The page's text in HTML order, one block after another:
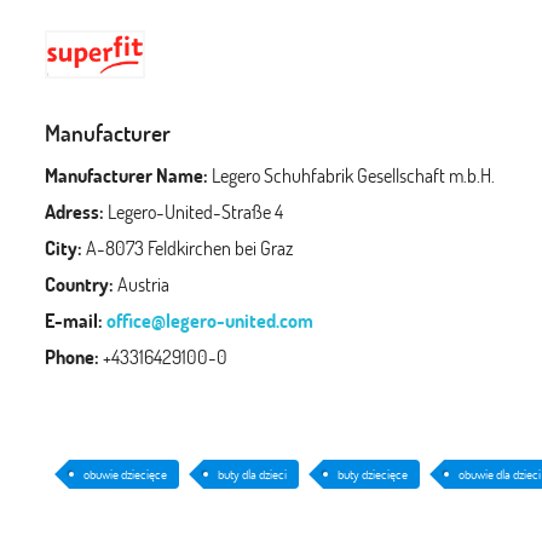
Manufacturer
Manufacturer Name: Legero Schuhfabrik Gesellschaft m.b.H.
Adress: Legero-United-Straße 4
City:A-8073 Feldkirchen bei Graz
Country:Austria
E-mail:office@legero-united.com
Phone:+43316429100-0
obuwie dziecięce buty dla dzieci buty dziecięce obuwie dla dzieci